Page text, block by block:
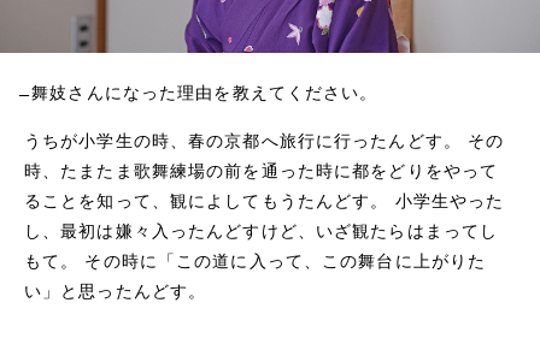
̶̶ 舞妓さんになった理由を教えてください。
うちが小学生の時、春の京都へ旅行に行ったんどす。 その
時、たまたま歌舞練場の前を通った時に都をどりをやって
ることを知って、観によしてもうたんどす。 小学生やった
し、最初は嫌々入ったんどすけど、いざ観たらはまってし
もて。 その時に「この道に入って、この舞台に上がりた
い」と思ったんどす。